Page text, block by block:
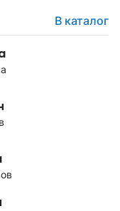
В каталог